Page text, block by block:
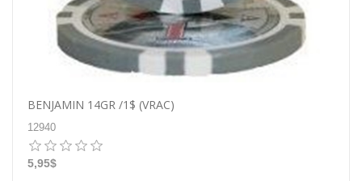
BENJAMIN 14GR /1$ (VRAC)
12940
5,95$